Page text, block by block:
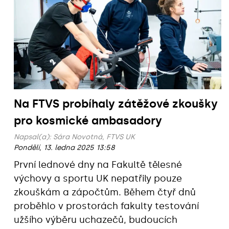
Na FTVS probíhaly zátěžové zkoušky
pro kosmické ambasadory
Napsal(a): Sára Novotná, FTVS UK
Pondělí, 13. ledna 2025 13:58
První lednové dny na Fakultě tělesné
výchovy a sportu UK nepatřily pouze
zkouškám a zápočtům. Během čtyř dnů
proběhlo v prostorách fakulty testování
užšího výběru uchazečů, budoucích